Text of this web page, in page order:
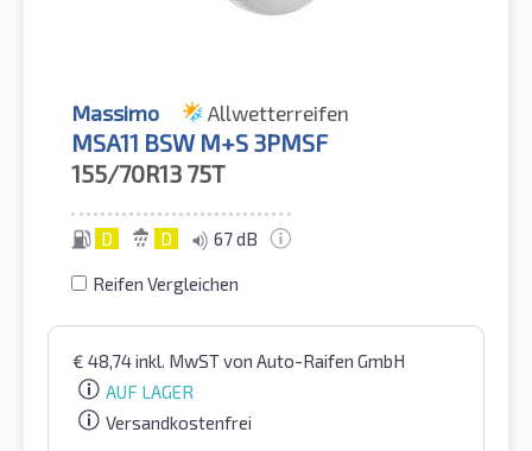
Massimo Allwetterreifen
MSA11 BSW M+S 3PMSF
155/70R13 75T
D D 67 dB
Reifen Vergleichen
€ 48,74inkl. MwSTvon Auto-Raifen GmbH
AUF LAGER
Versandkostenfrei